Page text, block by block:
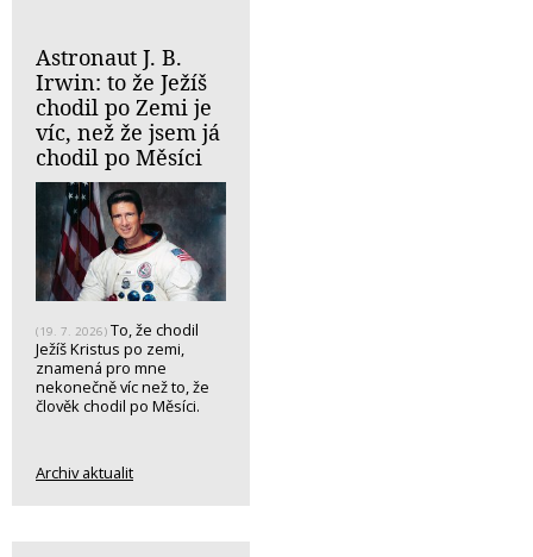
Astronaut J. B.
Irwin: to že Ježíš
chodil po Zemi je
víc, než že jsem já
chodil po Měsíci
(19. 7. 2026) To, že chodil
Ježíš Kristus po zemi,
znamená pro mne
nekonečně víc než to, že
člověk chodil po Měsíci.
Archiv aktualit